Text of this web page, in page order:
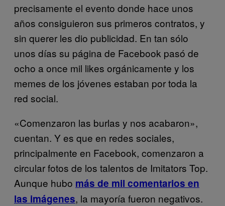
precisamente el evento donde hace unos
años consiguieron sus primeros contratos, y
sin querer les dio publicidad. En tan sólo
unos días su página de Facebook pasó de
ocho a once mil likes orgánicamente y los
memes de los jóvenes estaban por toda la
red social.
«Comenzaron las burlas y nos acabaron»,
cuentan. Y es que en redes sociales,
principalmente en Facebook, comenzaron a
circular fotos de los talentos de Imitators Top.
Aunque hubo más de mil comentarios en
las imágenes, la mayoría fueron negativos.